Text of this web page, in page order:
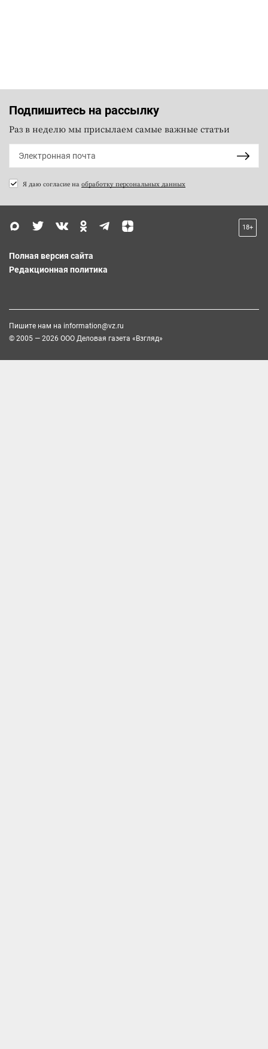
Подпишитесь на рассылку
Раз в неделю мы присылаем самые важные статьи
Я даю согласие на обработку персональных данных
18+
Полная версия сайта
Редакционная политика
Пишите нам на information@vz.ru
© 2005 — 2026 ООО Деловая газета «Взгляд»